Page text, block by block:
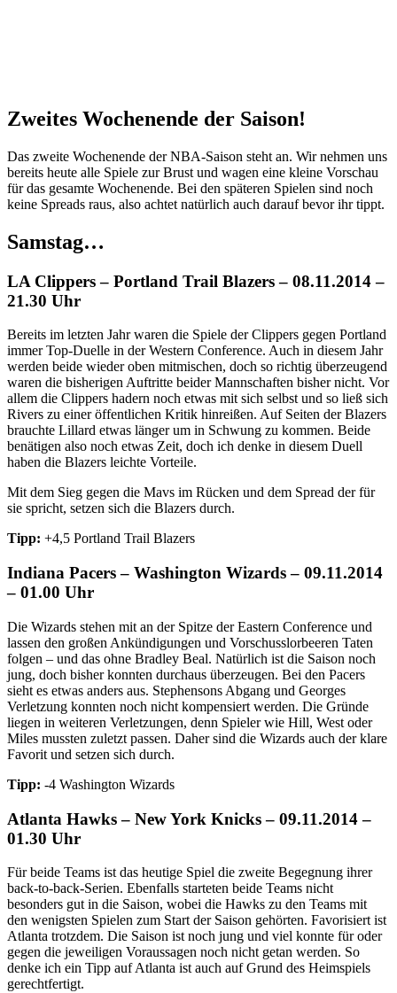
Zweites Wochenende der Saison!
Das zweite Wochenende der NBA-Saison steht an. Wir nehmen uns
bereits heute alle Spiele zur Brust und wagen eine kleine Vorschau
für das gesamte Wochenende. Bei den späteren Spielen sind noch
keine Spreads raus, also achtet natürlich auch darauf bevor ihr tippt.
Samstag…
LA Clippers – Portland Trail Blazers – 08.11.2014 –
21.30 Uhr
Bereits im letzten Jahr waren die Spiele der Clippers gegen Portland
immer Top-Duelle in der Western Conference. Auch in diesem Jahr
werden beide wieder oben mitmischen, doch so richtig überzeugend
waren die bisherigen Auftritte beider Mannschaften bisher nicht. Vor
allem die Clippers hadern noch etwas mit sich selbst und so ließ sich
Rivers zu einer öffentlichen Kritik hinreißen. Auf Seiten der Blazers
brauchte Lillard etwas länger um in Schwung zu kommen. Beide
benätigen also noch etwas Zeit, doch ich denke in diesem Duell
haben die Blazers leichte Vorteile.
Mit dem Sieg gegen die Mavs im Rücken und dem Spread der für
sie spricht, setzen sich die Blazers durch.
Tipp: +4,5 Portland Trail Blazers
Indiana Pacers – Washington Wizards – 09.11.2014
– 01.00 Uhr
Die Wizards stehen mit an der Spitze der Eastern Conference und
lassen den großen Ankündigungen und Vorschusslorbeeren Taten
folgen – und das ohne Bradley Beal. Natürlich ist die Saison noch
jung, doch bisher konnten durchaus überzeugen. Bei den Pacers
sieht es etwas anders aus. Stephensons Abgang und Georges
Verletzung konnten noch nicht kompensiert werden. Die Gründe
liegen in weiteren Verletzungen, denn Spieler wie Hill, West oder
Miles mussten zuletzt passen. Daher sind die Wizards auch der klare
Favorit und setzen sich durch.
Tipp: -4 Washington Wizards
Atlanta Hawks – New York Knicks – 09.11.2014 –
01.30 Uhr
Für beide Teams ist das heutige Spiel die zweite Begegnung ihrer
back-to-back-Serien. Ebenfalls starteten beide Teams nicht
besonders gut in die Saison, wobei die Hawks zu den Teams mit
den wenigsten Spielen zum Start der Saison gehörten. Favorisiert ist
Atlanta trotzdem. Die Saison ist noch jung und viel konnte für oder
gegen die jeweiligen Voraussagen noch nicht getan werden. So
denke ich ein Tipp auf Atlanta ist auch auf Grund des Heimspiels
gerechtfertigt.